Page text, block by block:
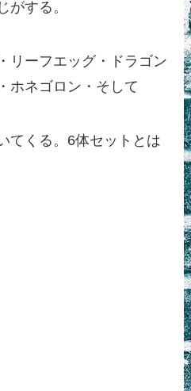
がする。
リーフエッグ・ドラゴン
ホネゴロン・そして
てくる。6体セットとは